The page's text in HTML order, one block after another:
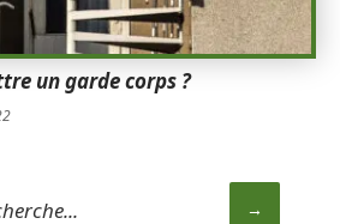
un garde corps ?